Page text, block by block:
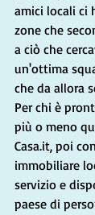
amici locali ci
zone che
a ciò che
un'ottima
che da allora
Per chi è
più o meno
Casa.it, poi
immobiliare
servizio e
paese di